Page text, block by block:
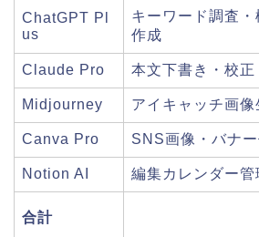
ChatGPT Pl
us
キーワード調査・
作成
Claude Pro 本文下書き・校正
Midjourney アイキャッチ画像
Canva Pro SNS画像・バナ
Notion AI 編集カレンダー管
合計